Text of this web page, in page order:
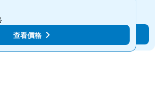
查看價格
查看價格